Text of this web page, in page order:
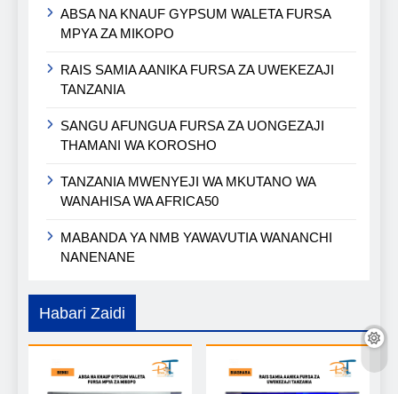
ABSA NA KNAUF GYPSUM WALETA FURSA
MPYA ZA MIKOPO
RAIS SAMIA AANIKA FURSA ZA UWEKEZAJI
TANZANIA
SANGU AFUNGUA FURSA ZA UONGEZAJI
THAMANI WA KOROSHO
TANZANIA MWENYEJI WA MKUTANO WA
WANAHISA WA AFRICA50
MABANDA YA NMB YAWAVUTIA WANANCHI
NANENANE
Habari Zaidi